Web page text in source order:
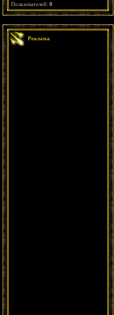
Пользователей: 0
Реклама